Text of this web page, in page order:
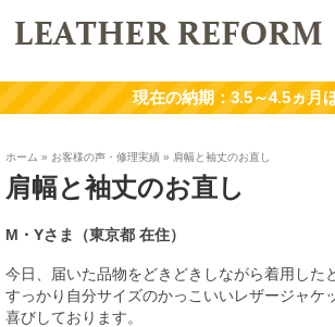
ホーム » お客様の声・修理実績 » 肩幅と袖丈のお直し
肩幅と袖丈のお直し
M・Yさま（東京都 在住）
今日、届いた品物をどきどきしながら着用した
すっかり自分サイズのかっこいいレザージャケ
喜びしております。